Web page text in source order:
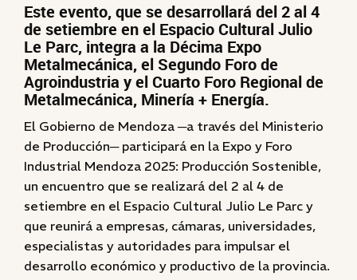
Este evento, que se desarrollará del 2 al 4
de setiembre en el Espacio Cultural Julio
Le Parc, integra a la Décima Expo
Metalmecánica, el Segundo Foro de
Agroindustria y el Cuarto Foro Regional de
Metalmecánica, Minería + Energía.
El Gobierno de Mendoza ─a través del Ministerio
de Producción─ participará en la Expo y Foro
Industrial Mendoza 2025: Producción Sostenible,
un encuentro que se realizará del 2 al 4 de
setiembre en el Espacio Cultural Julio Le Parc y
que reunirá a empresas, cámaras, universidades,
especialistas y autoridades para impulsar el
desarrollo económico y productivo de la provincia.